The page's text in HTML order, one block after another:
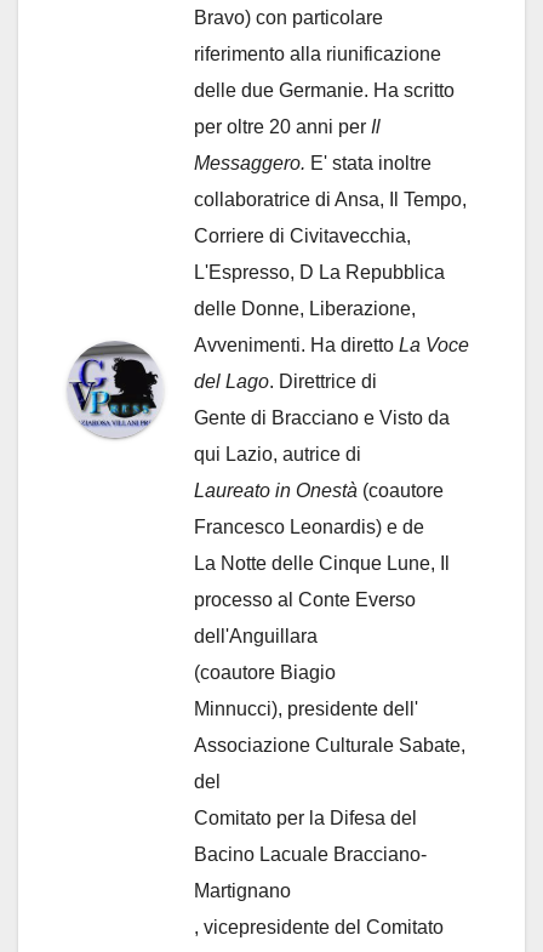
Bravo) con particolare
riferimento alla riunificazione
delle due Germanie. Ha scritto
per oltre 20 anni per Il
Messaggero. E' stata inoltre
collaboratrice di Ansa, Il Tempo,
Corriere di Civitavecchia,
L'Espresso, D La Repubblica
delle Donne, Liberazione,
Avvenimenti. Ha diretto La Voce
del Lago. Direttrice di
Gente di Bracciano e Visto da
qui Lazio, autrice di
Laureato in Onestà (coautore
Francesco Leonardis) e de
La Notte delle Cinque Lune, Il
processo al Conte Everso
dell'Anguillara
(coautore Biagio
Minnucci), presidente dell'
Associazione Culturale Sabate,
del
Comitato per la Difesa del
Bacino Lacuale Bracciano-
Martignano
, vicepresidente del Comitato